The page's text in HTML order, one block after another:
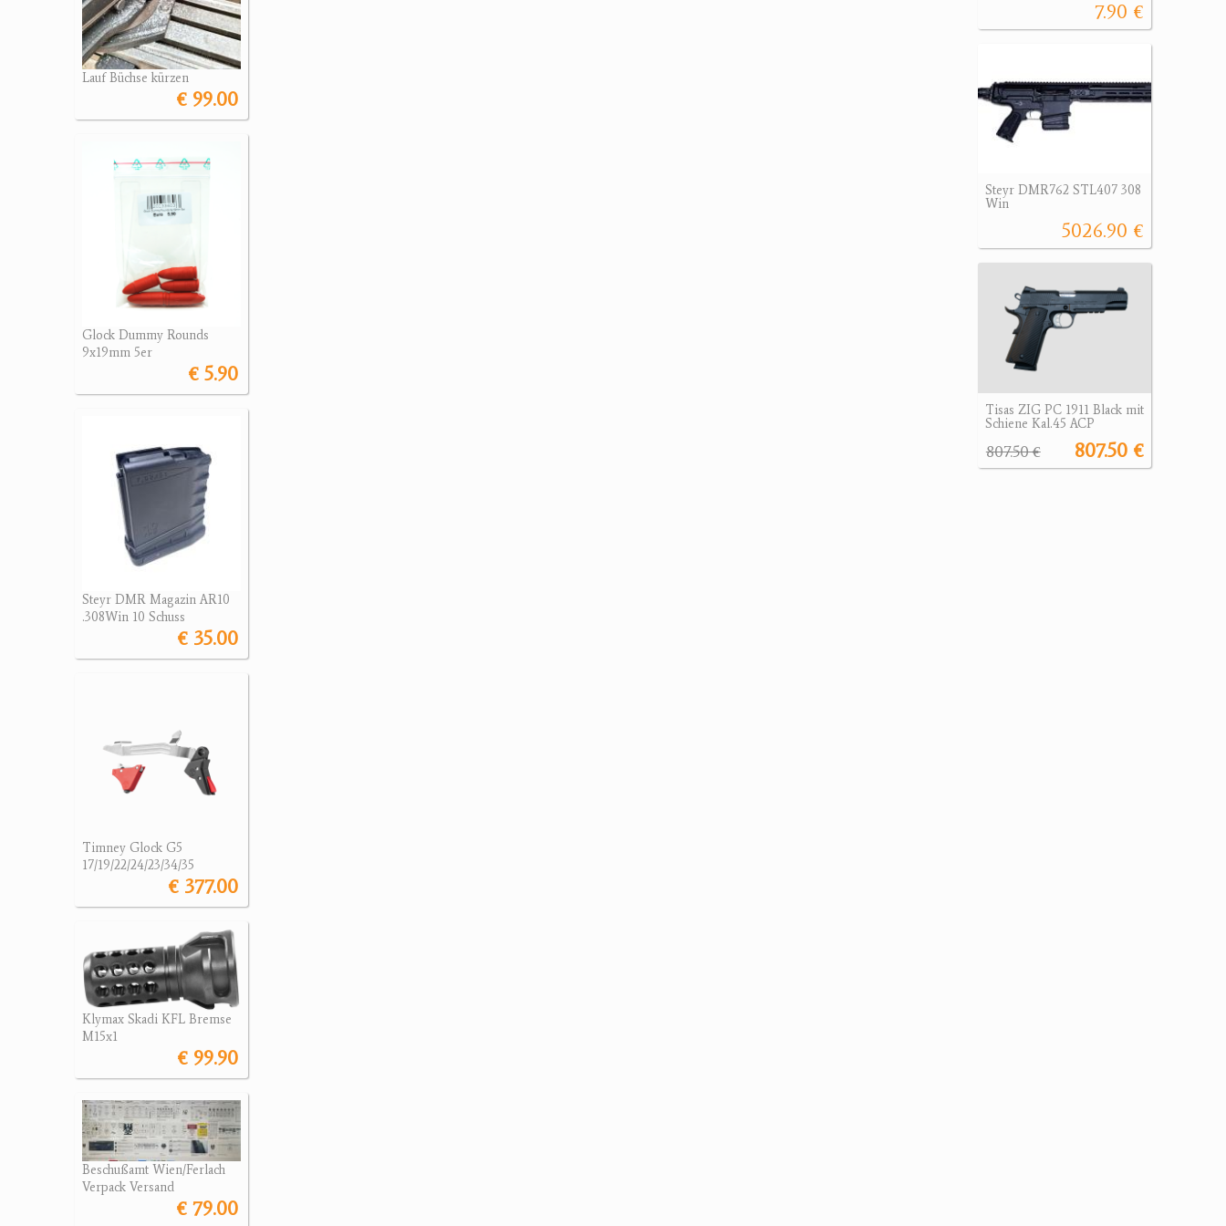
Lauf Büchse kürzen
€ 99.00
Glock Dummy Rounds
9x19mm 5er
€ 5.90
Steyr DMR Magazin AR10
.308Win 10 Schuss
€ 35.00
Timney Glock G5
17/19/22/24/23/34/35
€ 377.00
Klymax Skadi KFL Bremse
M15x1
€ 99.90
Beschußamt Wien/Ferlach
Verpack Versand
€ 79.00
7.90 €
Steyr DMR762 STL407 308
Win
5026.90 €
Tisas ZIG PC 1911 Black mit
Schiene Kal.45 ACP
807.50 €
807.50 €